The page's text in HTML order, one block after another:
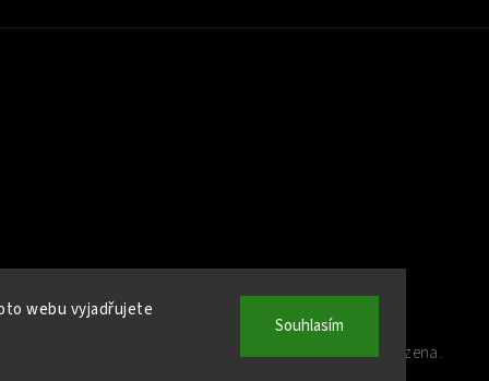
webu vyjadřujete
Souhlasím
Kamna Helios. Všechna práva vyhrazena.